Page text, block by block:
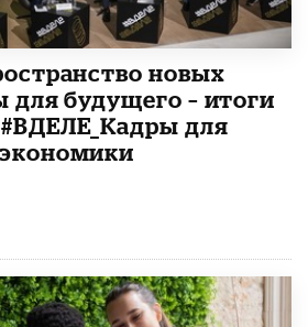
новых
для будущего – итоги
для